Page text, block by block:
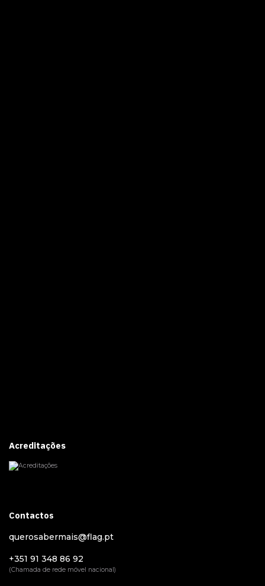
Acreditações
Contactos
querosabermais@flag.pt
+351 91 348 86 92
(Chamada de rede móvel nacional)